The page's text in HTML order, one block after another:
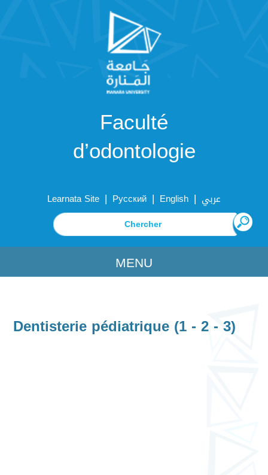
Faculté
d’odontologie
Learnata Site | Русский | English | عربي
MENU
Dentisterie pédiatrique (1 - 2 - 3)